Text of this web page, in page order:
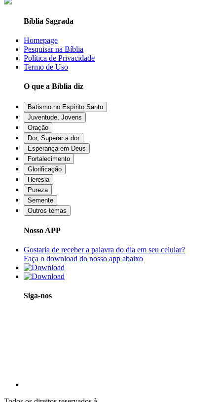
Bíblia Sagrada
Homepage
Pesquisar na Bíblia
Política de Privacidade
Termo de Uso
O que a Bíblia diz
Batismo no Espírito Santo
Juventude, Jovens
Oração
Dor, Superar a dor
Esperança em Deus
Fortalecimento
Glorificação
Heresia
Pureza
Semente
Outros temas
Nosso APP
Gostaria de receber a palavra do dia em seu celular?
Faça o download do nosso app abaixo
Siga-nos